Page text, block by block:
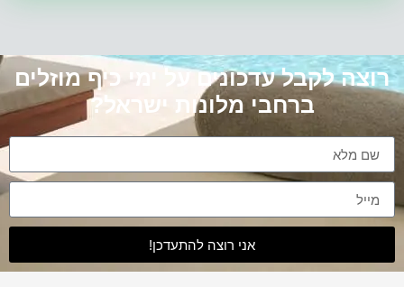
רוצה לקבל עדכונים על ימי כיף מוזלים
ברחבי מלונות ישראל?
אני רוצה להתעדכן!